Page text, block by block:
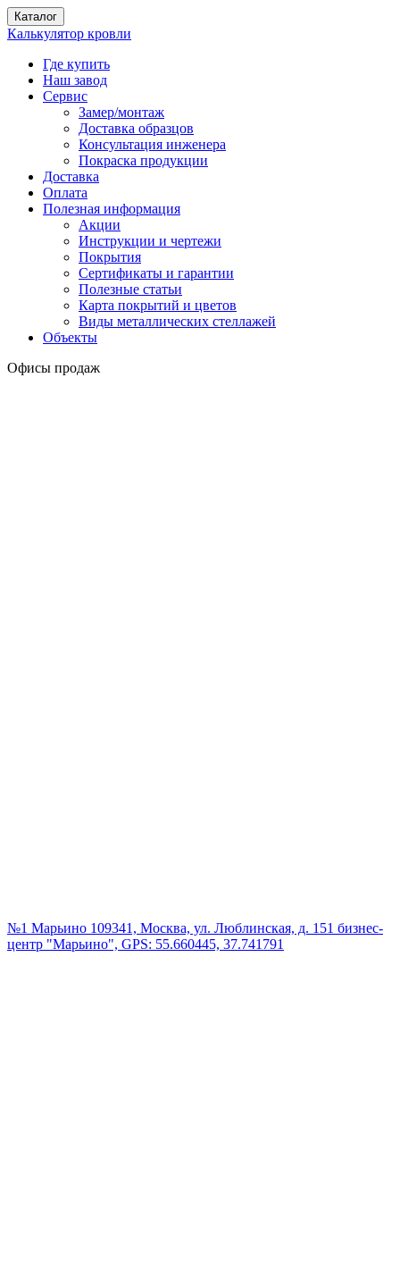
Каталог
Калькулятор кровли
Где купить
Наш завод
Сервис
Замер/монтаж
Доставка образцов
Консультация инженера
Покраска продукции
Доставка
Оплата
Полезная информация
Акции
Инструкции и чертежи
Покрытия
Сертификаты и гарантии
Полезные статьи
Карта покрытий и цветов
Виды металлических стеллажей
Объекты
Офисы продаж
№1 Марьино 109341, Москва, ул. Люблинская, д. 151 бизнес-
центр "Марьино", GPS: 55.660445, 37.741791